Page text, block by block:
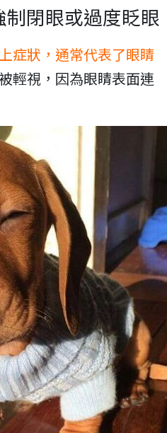
閉眼或過度眨眼
症狀，通常代表了眼睛
輕視，因為眼睛表面連